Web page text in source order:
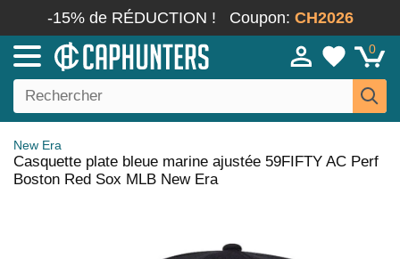
-15% de RÉDUCTION ! Coupon: CH2026
0
New Era
Casquette plate bleue marine ajustée 59FIFTY AC Perf
Boston Red Sox MLB New Era